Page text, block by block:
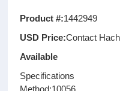
Product #:1442949
USD Price:Contact Hach
Available
Specifications
Method:10056